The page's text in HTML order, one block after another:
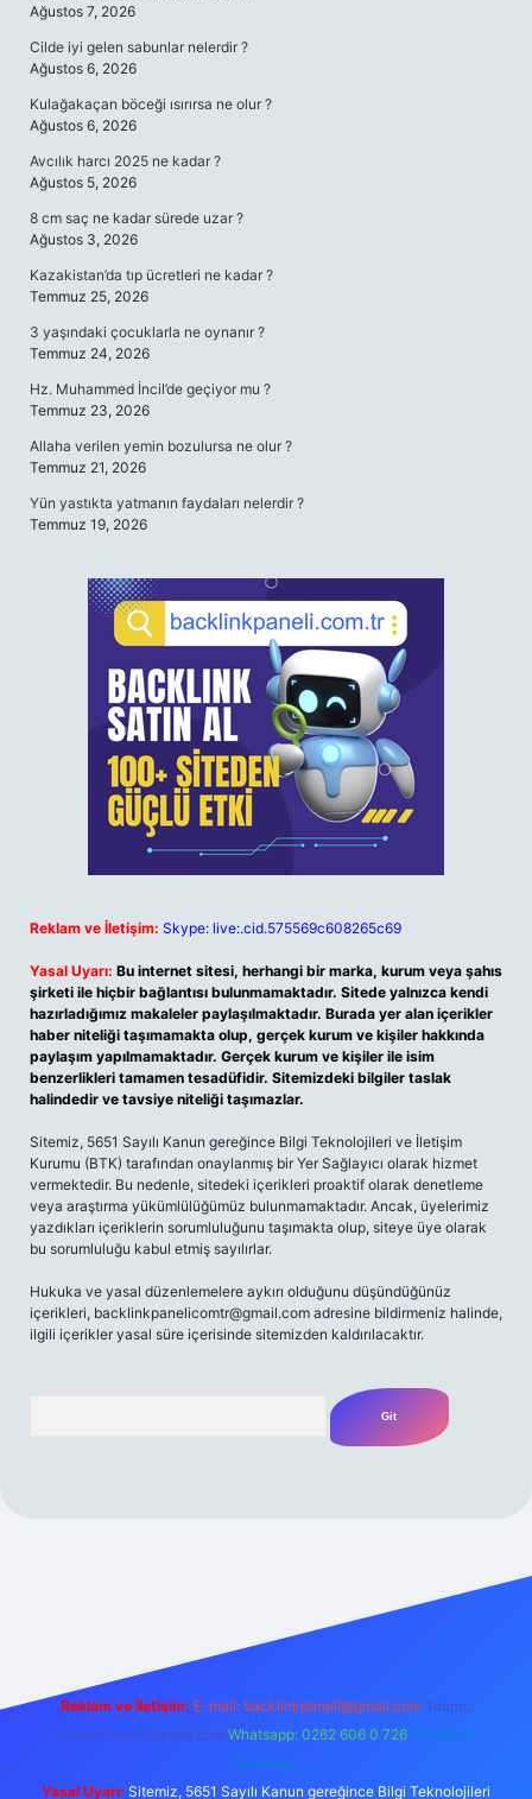
Ağustos 7, 2026
Cilde iyi gelen sabunlar nelerdir ?
Ağustos 6, 2026
Kulağakaçan böceği ısırırsa ne olur ?
Ağustos 6, 2026
Avcılık harcı 2025 ne kadar ?
Ağustos 5, 2026
8 cm saç ne kadar sürede uzar ?
Ağustos 3, 2026
Kazakistan’da tıp ücretleri ne kadar ?
Temmuz 25, 2026
3 yaşındaki çocuklarla ne oynanır ?
Temmuz 24, 2026
Hz. Muhammed İncil’de geçiyor mu ?
Temmuz 23, 2026
Allaha verilen yemin bozulursa ne olur ?
Temmuz 21, 2026
Yün yastıkta yatmanın faydaları nelerdir ?
Temmuz 19, 2026
Reklam ve İletişim: Skype: live:.cid.575569c608265c69
Yasal Uyarı: Bu internet sitesi, herhangi bir marka, kurum veya şahıs
şirketi ile hiçbir bağlantısı bulunmamaktadır. Sitede yalnızca kendi
hazırladığımız makaleler paylaşılmaktadır. Burada yer alan içerikler
haber niteliği taşımamakta olup, gerçek kurum ve kişiler hakkında
paylaşım yapılmamaktadır. Gerçek kurum ve kişiler ile isim
benzerlikleri tamamen tesadüfidir. Sitemizdeki bilgiler taslak
halindedir ve tavsiye niteliği taşımazlar.
Sitemiz, 5651 Sayılı Kanun gereğince Bilgi Teknolojileri ve İletişim
Kurumu (BTK) tarafından onaylanmış bir Yer Sağlayıcı olarak hizmet
vermektedir. Bu nedenle, sitedeki içerikleri proaktif olarak denetleme
veya araştırma yükümlülüğümüz bulunmamaktadır. Ancak, üyelerimiz
yazdıkları içeriklerin sorumluluğunu taşımakta olup, siteye üye olarak
bu sorumluluğu kabul etmiş sayılırlar.
Hukuka ve yasal düzenlemelere aykırı olduğunu düşündüğünüz
içerikleri, backlinkpanelicomtr@gmail.com adresine bildirmeniz halinde,
ilgili içerikler yasal süre içerisinde sitemizden kaldırılacaktır.
Reklam ve İletişim: E-mail: backlinkpaneli@gmail.com Teams:
forumhizmeti@gmail.com Whatsapp: 0262 606 0 726 Telegram:
@karabul
Yasal Uyarı: Sitemiz, 5651 Sayılı Kanun gereğince Bilgi Teknolojileri